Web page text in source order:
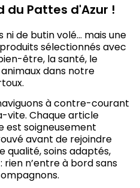
du Pattes d'Azur !
ni de butin volé… mais une
sélectionnés avec
être, la santé, le
dans notre
à contre-courant
vite. Chaque article
est soigneusement
avant de rejoindre
qualité, soins adaptés,
n’entre à bord sans